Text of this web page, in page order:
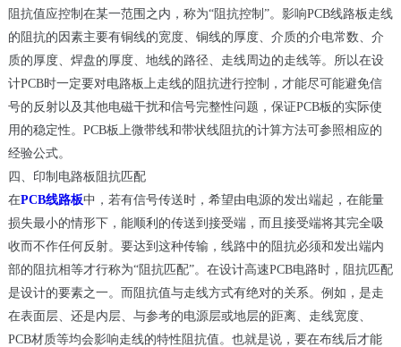
阻抗值应控制在某一范围之内，称为“阻抗控制”。影响PCB线路板走线
的阻抗的因素主要有铜线的宽度、铜线的厚度、介质的介电常数、介
质的厚度、焊盘的厚度、地线的路径、走线周边的走线等。所以在设
计PCB时一定要对电路板上走线的阻抗进行控制，才能尽可能避免信
号的反射以及其他电磁干扰和信号完整性问题，保证PCB板的实际使
用的稳定性。PCB板上微带线和带状线阻抗的计算方法可参照相应的
经验公式。
四、印制电路板阻抗匹配
在PCB线路板中，若有信号传送时，希望由电源的发出端起，在能量
损失最小的情形下，能顺利的传送到接受端，而且接受端将其完全吸
收而不作任何反射。要达到这种传输，线路中的阻抗必须和发出端内
部的阻抗相等才行称为“阻抗匹配”。在设计高速PCB电路时，阻抗匹配
是设计的要素之一。而阻抗值与走线方式有绝对的关系。例如，是走
在表面层、还是内层、与参考的电源层或地层的距离、走线宽度、
PCB材质等均会影响走线的特性阻抗值。也就是说，要在布线后才能